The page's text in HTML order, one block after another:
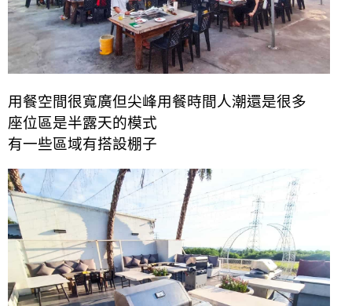
用餐空間很寬廣但尖峰用餐時間人潮還是很多
座位區是半露天的模式
有一些區域有搭設棚子